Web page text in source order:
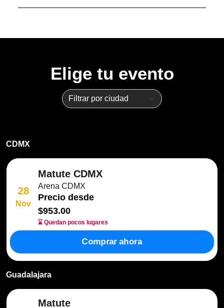
Elige tu evento
CDMX
28
Nov
Matute CDMX
Arena CDMX
Precio desde
$953.00
⌛ Quedan pocos lugares
Comprar ahora
Guadalajara
Matute